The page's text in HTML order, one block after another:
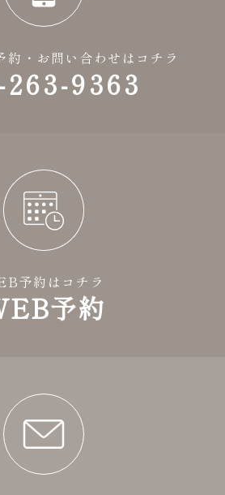
約・お問い合わせはコチラ
263-9363
予約はコチラ
予約